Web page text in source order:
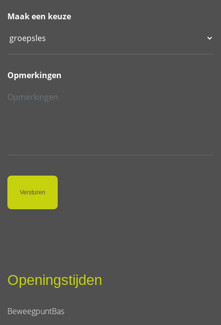
Maak een keuze
Opmerkingen
Openingstijden
BeweegpuntBas